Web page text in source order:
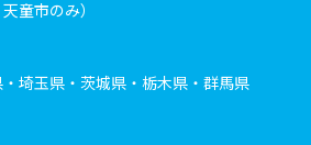
童市のみ）
埼玉県・茨城県・栃木県・群馬県